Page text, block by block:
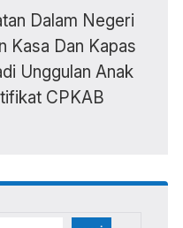
Dalam Negeri
Kasa Dan Kapas
Unggulan Anak
CPKAB